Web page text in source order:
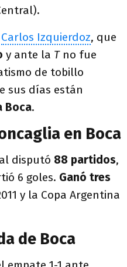
Carlos Izquierdoz, que
y ante la Tno fue
de tobillo
sus días están
Boca.
en Boca
disputó 88 partidos,
6 goles. Ganó tres
y la Copa Argentina
de Boca